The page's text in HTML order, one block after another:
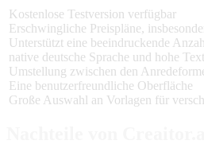
Kostenlose Testversion verfügbar
Erschwingliche Preispläne,
Unterstützt eine beeindruckende
native deutsche Sprache und hohe
Umstellung zwischen den
Eine benutzerfreundliche Oberfläche
Große Auswahl an Vorlagen für